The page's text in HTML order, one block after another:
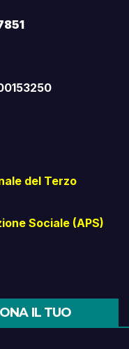
del Terzo
Sociale (APS)
IL TUO